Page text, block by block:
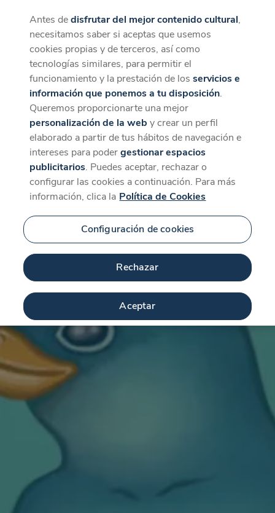
CaixaForum+
La mejor experiencia desde la App
Descargar
Antes dedisfrutar del mejor contenido cultural,
necesitamos saber si aceptas que usemos
cookies propias y de terceros, así como
tecnologías similares, para permitir el
funcionamiento y la prestación de losservicios e
información que ponemos a tu disposición.
Queremos proporcionarte una mejor
personalización de la web y crear un perfil
elaborado a partir de tus hábitos de navegación e
intereses para podergestionar espacios
publicitarios. Puedes aceptar, rechazar o
configurar las cookies a continuación. Para más
información, clica la Política de Cookies
Configuración de cookies
Rechazar
Aceptar